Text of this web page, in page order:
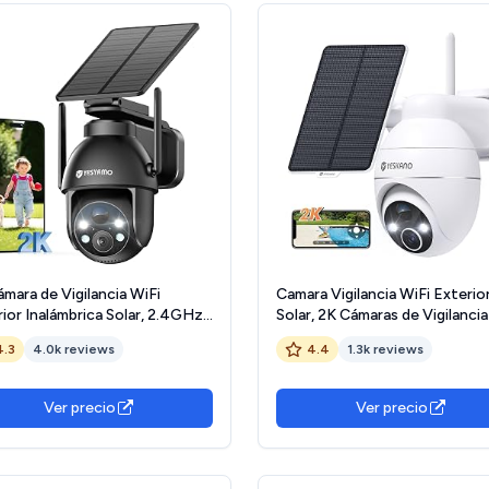
de Vigilancia WiFi
Inalámbrica Solar, 2.4GHz
Exterior Solar con Panel
360 Grados PTZ, Visión
Sirena PIR (Negro)
4.0k reviews
Ver precio
Camara Vigilancia WiFi
Solar, 2K Cámaras de
Cables, 360° PTZ,Visión
de Color,2.4 GHz Wi-Fi,
4.4 1.3k reviews
Ver precio